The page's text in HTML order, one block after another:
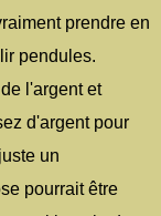
prendre en
pendules.
l'argent et
d'argent pour
un
pourrait être